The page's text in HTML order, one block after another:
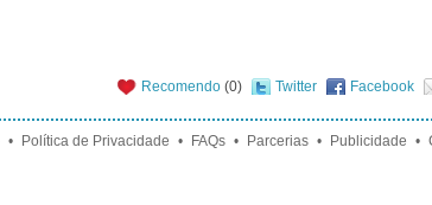
Recomendo(0) Twitter Facebook
• Política de Privacidade • FAQs • Parcerias • Publicidade •